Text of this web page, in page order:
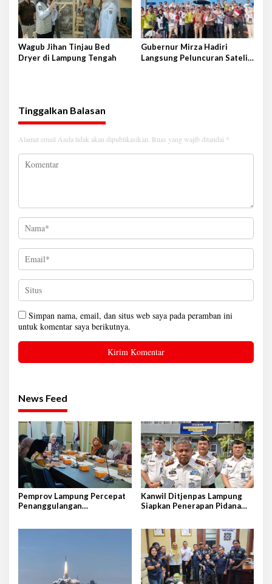
Wagub Jihan Tinjau Bed
Dryer di Lampung Tengah
Gubernur Mirza Hadiri
Langsung Peluncuran Satelit
Tinggalkan Balasan
Alamat email Anda tidak akan dipublikasikan. Ruas yang wajib ditandai *
Simpan nama, email, dan situs web saya pada peramban ini
untuk komentar saya berikutnya.
News Feed
Pemprov Lampung Percepat
Penanggulangan
Kanwil Ditjenpas Lampung
Siapkan Penerapan Pidana